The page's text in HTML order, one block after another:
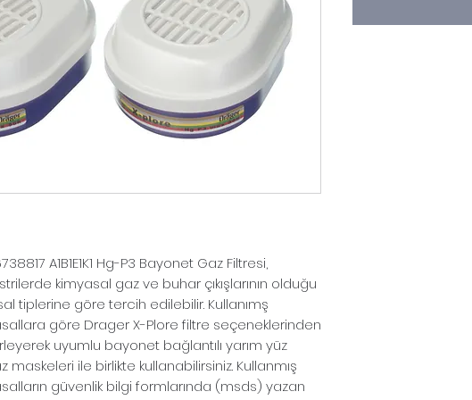
A1B1E1K1 Hg-P3 Bayonet Gaz Filtresi,
kimyasal gaz ve buhar çıkışlarının olduğu
tiplerine göre tercih edilebilir. Kullanımş
göre Drager X-Plore filtre seçeneklerinden
uyumlu bayonet bağlantılı yarım yüz
ile birlikte kullanabilirsiniz. Kullanmış
güvenlik bilgi formlarında (msds) yazan